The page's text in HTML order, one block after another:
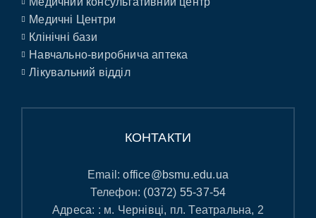
Медичні Центри
Клінічні бази
Навчально-виробнича аптека
Лікувальний відділ
КОНТАКТИ
Email:office@bsmu.edu.ua
Телефон: (0372) 55-37-54
Адреса: : м. Чернівці, пл. Театральна, 2